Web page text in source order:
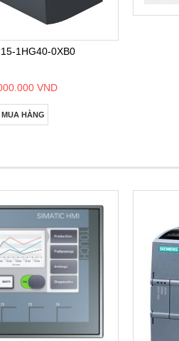
1HG40-0XB0
VND
MUA HÀNG